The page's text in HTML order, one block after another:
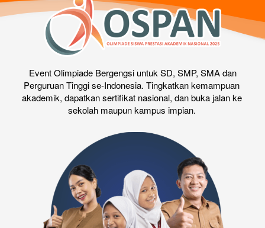
Event Olimpiade Bergengsi untuk SD, SMP, SMA dan
Perguruan Tinggi se-Indonesia. Tingkatkan kemampuan
akademik, dapatkan sertifikat nasional, dan buka jalan ke
sekolah maupun kampus impian.